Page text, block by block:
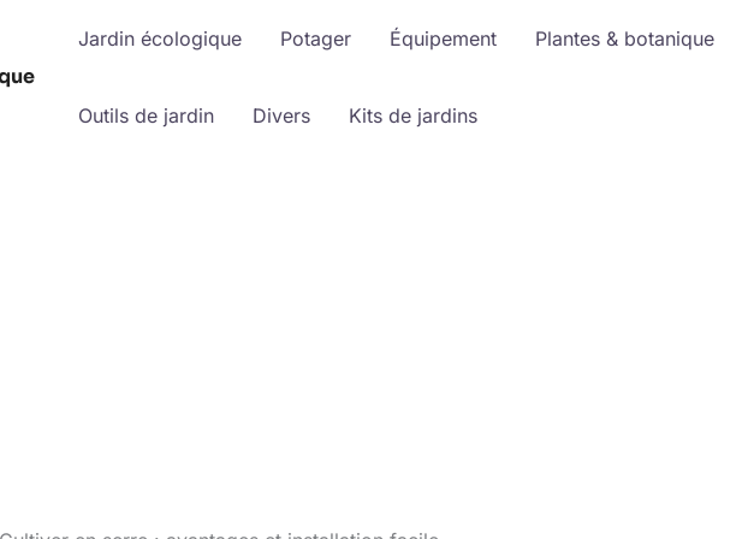
Jardin écologique Potager Équipement Plantes & botanique
Outils de jardin Divers Kits de jardins